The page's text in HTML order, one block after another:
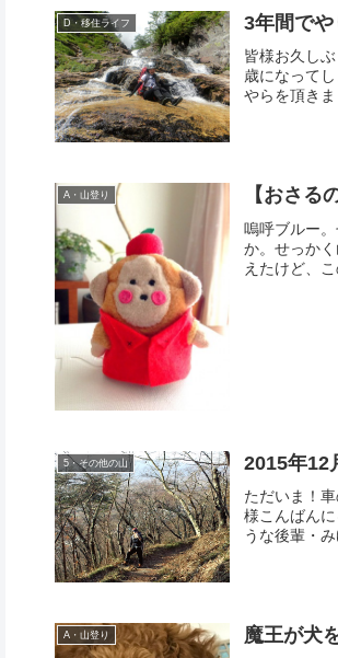
D・移住ライフ 3年間で
皆様お久し
歳になって
やらを頂き
A・山登り 【おさる
嗚呼ブルー
か。せっか
えたけど、
5・その他の山 2015年12
ただいま！
様こんばん
うな後輩・
A・山登り 魔王が犬